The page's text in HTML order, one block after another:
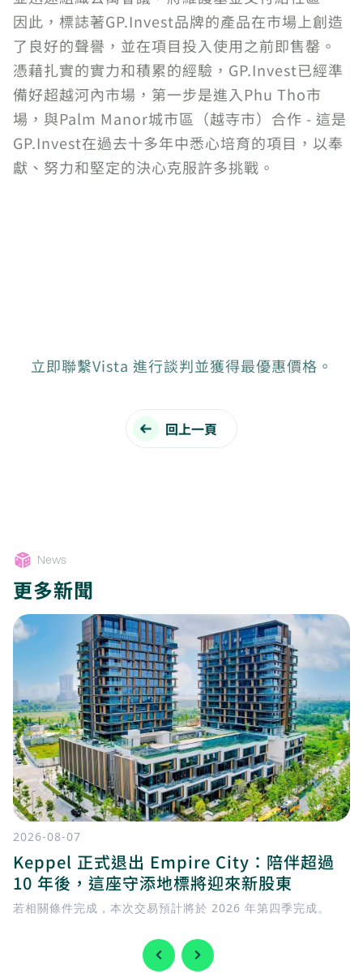
因此，標誌著GP.Invest品牌的產品在市場上創造
了良好的聲譽，並在項目投入使用之前即售罄。
憑藉扎實的實力和積累的經驗，GP.Invest已經準
備好超越河內市場，第一步是進入Phu Tho市
場，與Palm Manor城市區（越寺市）合作 - 這是
GP.Invest在過去十多年中悉心培育的項目，以奉
獻、努力和堅定的決心克服許多挑戰。
立即聯繫Vista 進行談判並獲得最優惠價格。
回上一頁
News
更多新聞
2026-08-07
Keppel 正式退出 Empire City：陪伴超過
10 年後，這座守添地標將迎來新股東
若相關條件完成，本次交易預計將於 2026 年第四季完成。